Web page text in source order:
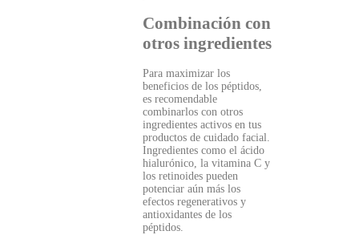
Combinación con
otros ingredientes
Para maximizar los
beneficios de los péptidos,
es recomendable
combinarlos con otros
ingredientes activos en tus
productos de cuidado facial.
Ingredientes como el ácido
hialurónico, la vitamina C y
los retinoides pueden
potenciar aún más los
efectos regenerativos y
antioxidantes de los
péptidos.